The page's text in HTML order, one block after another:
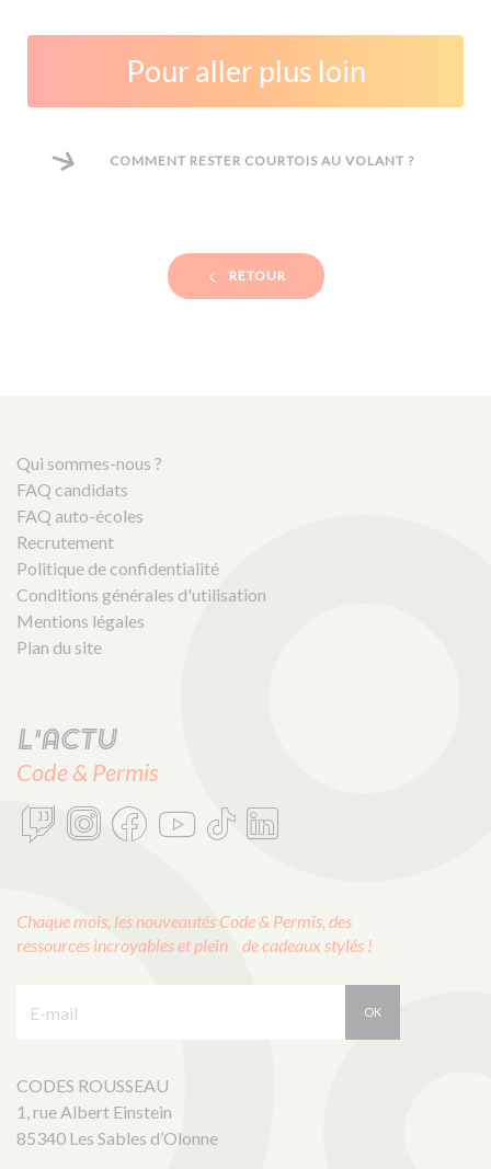
Pour aller plus loin
COMMENT RESTER COURTOIS AU VOLANT ?
RETOUR
Qui sommes-nous ?
FAQ candidats
FAQ auto-écoles
Recrutement
Politique de confidentialité
Conditions générales d'utilisation
Mentions légales
Plan du site
L'actu
Code & Permis
Chaque mois, les nouveautés Code & Permis, des
ressources incroyables et plein de cadeaux stylés !
OK
CODES ROUSSEAU
1, rue Albert Einstein
85340 Les Sables d’Olonne